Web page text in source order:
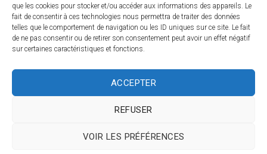
que les cookies pour stocker et/ou accéder aux informations des appareils. Le
fait de consentir à ces technologies nous permettra de traiter des données
telles que le comportement de navigation ou les ID uniques sur ce site. Le fait
de ne pas consentir ou de retirer son consentement peut avoir un effet négatif
sur certaines caractéristiques et fonctions.
ACCEPTER
REFUSER
VOIR LES PRÉFÉRENCES
ROMAN CONTEMPORAIN
Pour rien au monde I Follett, Ken
$39.95 Le
prix
était :
$19.99Le
prix
est :
ROMAN CONTEMPORAIN
La fille de Brooklyn I Musso,
Guillaume
prix
$17.95.
prix
$8.99.
CONNEXION